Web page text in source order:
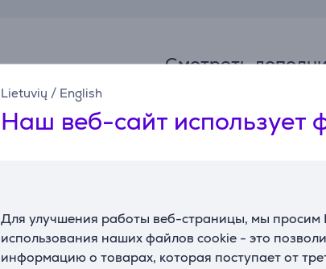
Lietuvių / English
Наш веб-сайт использует
Для улучшения работы веб-страницы, мы просим
использования наших файлов cookie - это
информацию о товарах, которая поступает от
Смотреть
Miele, 250 г -
Средство для
Miele DishClean,
- Средство для